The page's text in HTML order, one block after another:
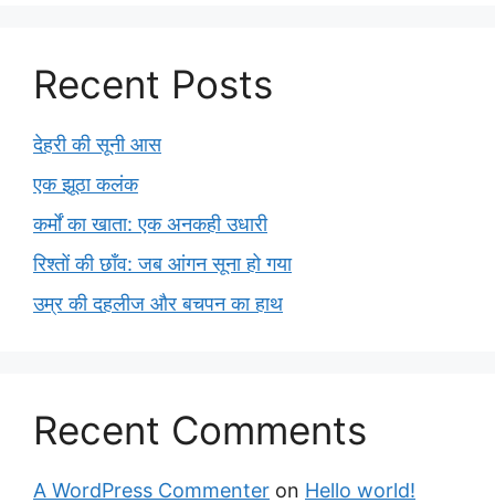
Recent Posts
देहरी की सूनी आस
एक झूठा कलंक
कर्मों का खाता: एक अनकही उधारी
रिश्तों की छाँव: जब आंगन सूना हो गया
उम्र की दहलीज और बचपन का हाथ
Recent Comments
A WordPress Commenter on Hello world!